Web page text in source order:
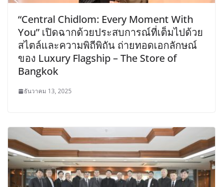
“Central Chidlom: Every Moment With
You” เปิดฉากด้วยประสบการณ์ที่เต็มไปด้วย
สไตล์และความพิถีพิถัน ถ่ายทอดเอกลักษณ์
ของ Luxury Flagship – The Store of
Bangkok
ธันวาคม 13, 2025